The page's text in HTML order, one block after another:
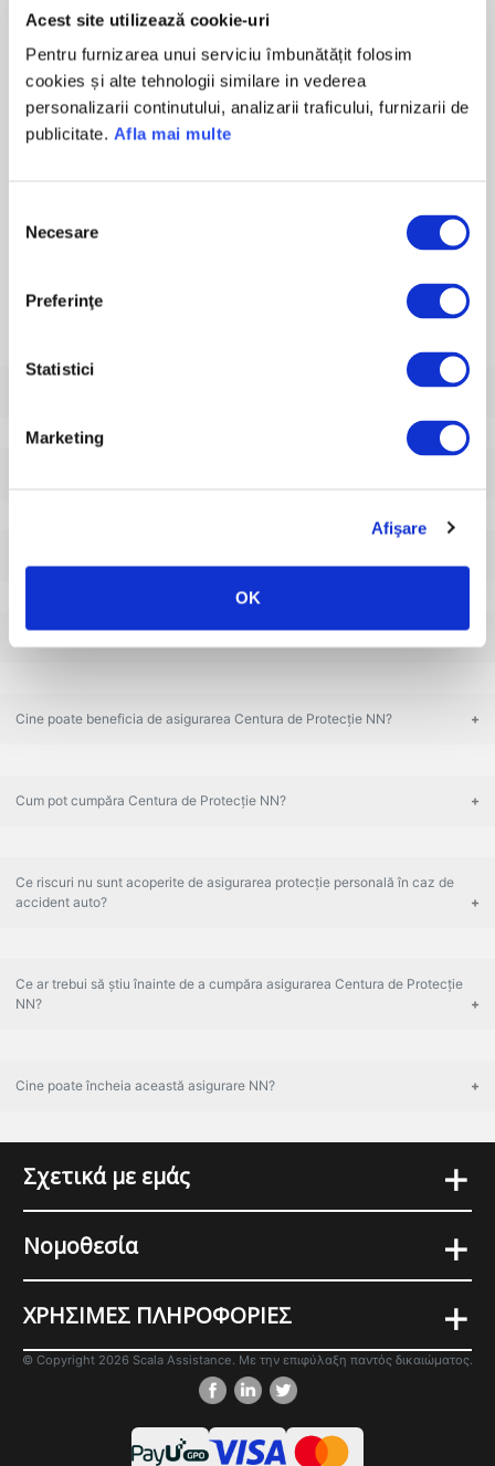
Acest site utilizează cookie-uri
Pentru furnizarea unui serviciu îmbunătățit folosim
cookies și alte tehnologii similare in vederea
personalizarii continutului, analizarii traficului, furnizarii de
publicitate. Afla mai multe
consimțământului
Necesare
Preferinţe
Statistici
Marketing
Afişare
OK
Pasul 3 Date asigurat
Pasul 4 Selecteaza data inceperii
Cine poate beneficia de asigurarea Centura de Protecție NN?
Cum pot cumpăra Centura de Protecție NN?
Ce riscuri nu sunt acoperite de asigurarea protecție personală în caz de
accident auto?
Ce ar trebui să știu înainte de a cumpăra asigurarea Centura de Protecție
NN?
Cine poate încheia această asigurare NN?
Σχετικά με εμάς +
Νομοθεσία +
ΧΡΗΣΙΜΕΣ ΠΛΗΡΟΦΟΡΙΕΣ +
© Copyright 2026 Scala Assistance. Με την επιφύλαξη παντός δικαιώματος.